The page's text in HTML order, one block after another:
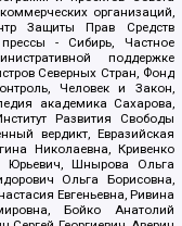
организаций,
Защиты Прав Средств
- Сибирь, Частное
поддержке
Северных Стран, Фонд
Человек и Закон,
академика Сахарова,
Развития Свободы
вердикт, Евразийская
Николаевна, Кривенко
Юрьевич, Шнырова Ольга
Ольга Борисовна,
Евгеньевна, Ривина
Бойко Анатолий